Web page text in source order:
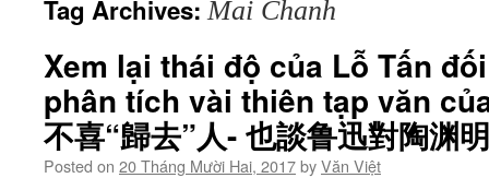
Tag Archives:Mai Chanh
Xem lại thái độ của Lỗ Tấn
phân tích vài thiên tạp văn
不喜“歸去”人- 也談鲁迅對陶渊
Posted on 20 Tháng Mười Hai, 2017byVăn Việt